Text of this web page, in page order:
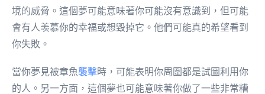
境的威脅。這個夢可能意味著你可能沒有意識到，但可能
會有人羡慕你的幸福或想毀掉它。他們可能真的希望看到
你失敗。
當你夢見被章魚襲擊時，可能表明你周圍都是試圖利用你
的人。另一方面，這個夢也可能意味著你做了一些非常糟